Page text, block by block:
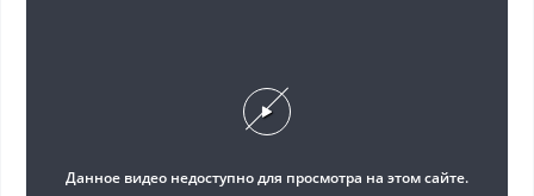
от 30.11.2025 онлайн, самое интересное в Чудо техники от
30.11.2025, Чудо техники от 30.11.2025 смотреть сегодня,
техники от 30.11.2025, смотреть программу Чудо техники от